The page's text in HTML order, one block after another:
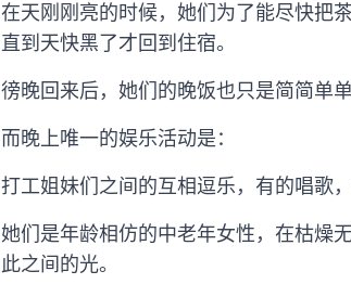
在天刚刚亮的时候，她们为了能尽快把
直到天快黑了才回到住宿。
徬晚回来后，她们的晚饭也只是简简单
而晚上唯一的娱乐活动是：
打工姐妹们之间的互相逗乐，有的唱歌
她们是年龄相仿的中老年女性，在枯燥
此之间的光。